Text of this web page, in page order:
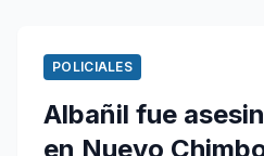
POLICIALES
Albañil fue
en Nuevo